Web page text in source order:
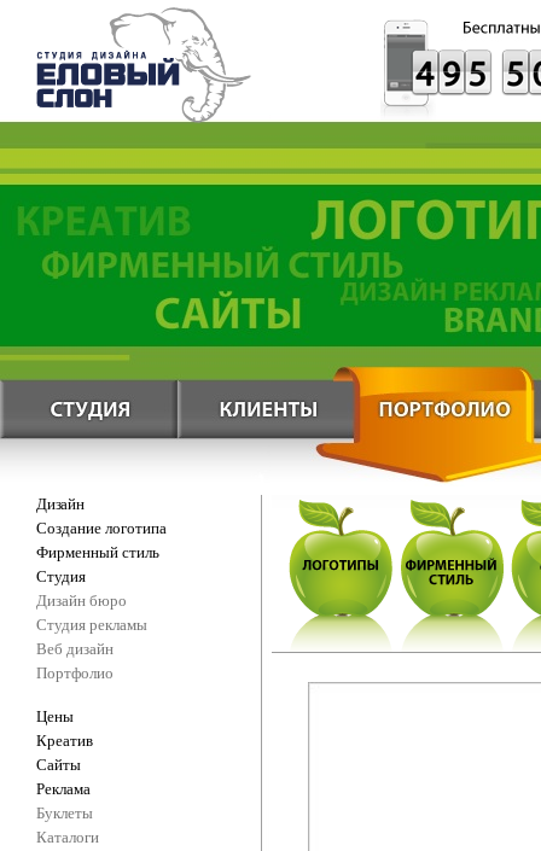
Дизайн
Создание логотипа
Фирменный стиль
Студия
Дизайн бюро
Студия рекламы
Веб дизайн
Портфолио
Цены
Креатив
Сайты
Реклама
Буклеты
Каталоги